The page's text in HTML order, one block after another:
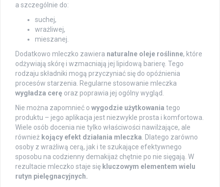
a szczególnie do:
suchej,
wrażliwej,
mieszanej.
Dodatkowo mleczko zawiera naturalne oleje roślinne, które
odżywiają skórę i wzmacniają jej lipidową barierę. Tego
rodzaju składniki mogą przyczyniać się do opóźnienia
procesów starzenia. Regularne stosowanie mleczka
wygładza cerę oraz poprawia jej ogólny wygląd.
Nie można zapomnieć o wygodzie użytkowania tego
produktu – jego aplikacja jest niezwykle prosta i komfortowa.
Wiele osób docenia nie tylko właściwości nawilżające, ale
również kojący efekt działania mleczka . Dlatego zarówno
osoby z wrażliwą cerą, jak i te szukające efektywnego
sposobu na codzienny demakijaż chętnie po nie sięgają. W
rezultacie mleczko staje się kluczowym elementem wielu
rutyn pielęgnacyjnych.